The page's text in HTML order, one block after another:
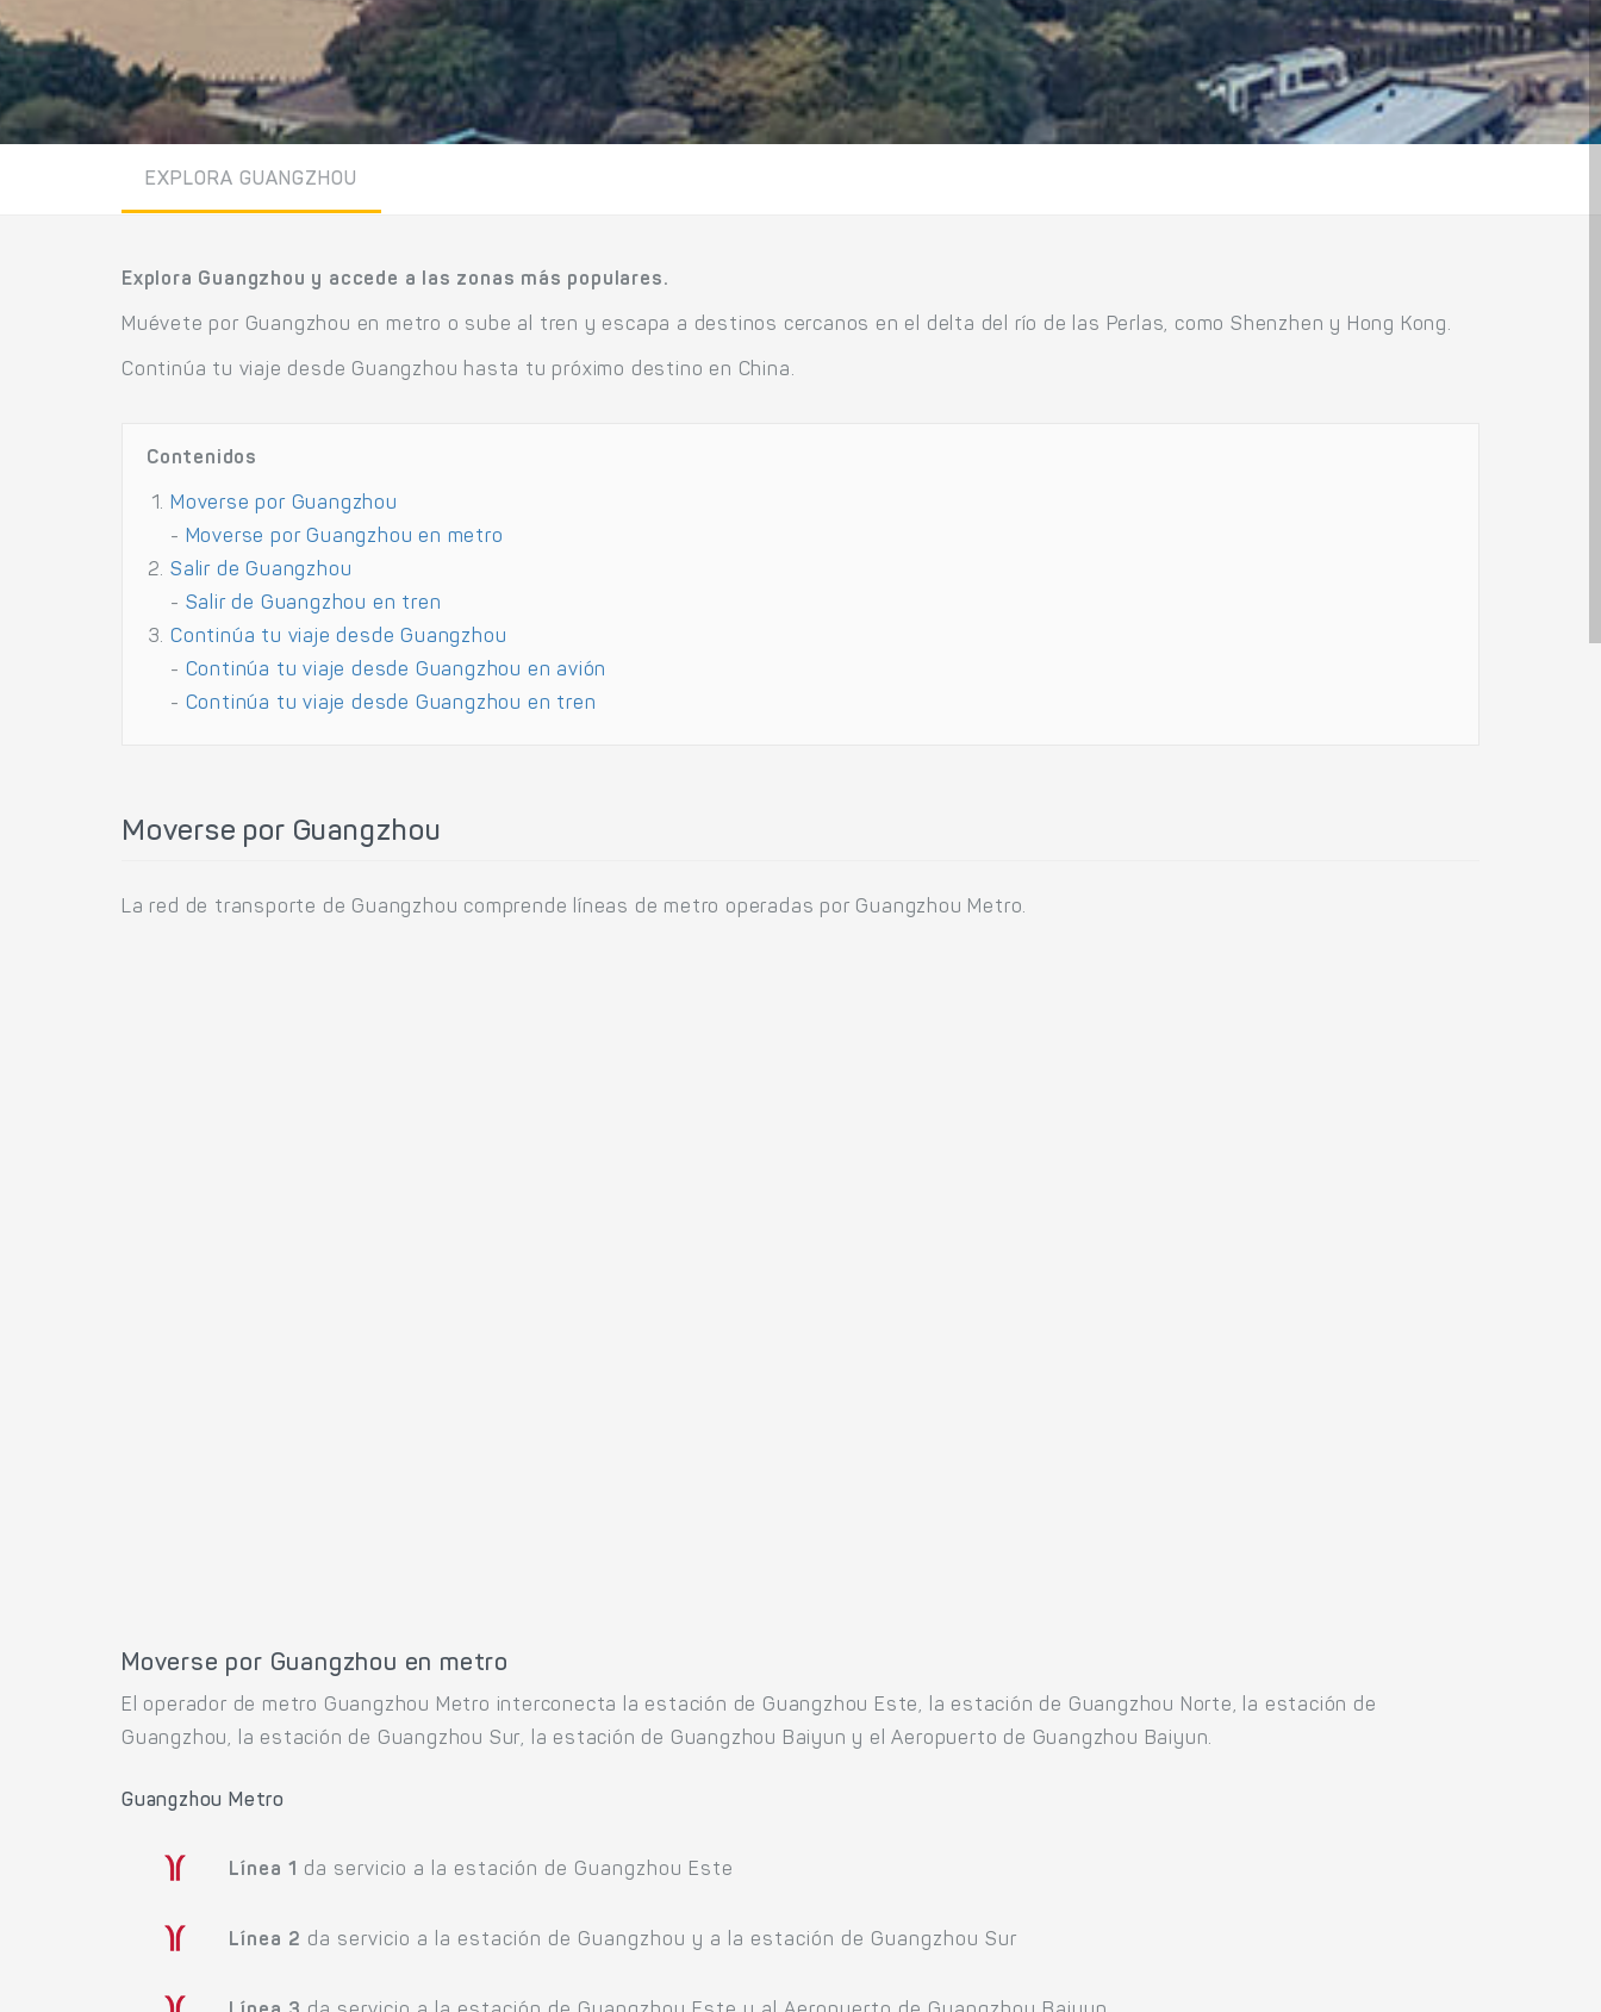
EXPLORA GUANGZHOU
Explora Guangzhou y accede a las zonas más populares.
Muévete por Guangzhou en metro o sube al tren y escapa a destinos cercanos en el delta del río de las Perlas, como Shenzhen y Hong Kong.
Continúa tu viaje desde Guangzhou hasta tu próximo destino en China.
Contenidos
Moverse por Guangzhou
- Moverse por Guangzhou en metro
Salir de Guangzhou
- Salir de Guangzhou en tren
Continúa tu viaje desde Guangzhou
- Continúa tu viaje desde Guangzhou en avión
- Continúa tu viaje desde Guangzhou en tren
Moverse por Guangzhou
La red de transporte de Guangzhou comprende líneas de metro operadas por Guangzhou Metro.
Moverse por Guangzhou en metro
El operador de metro Guangzhou Metro interconecta la estación de Guangzhou Este, la estación de Guangzhou Norte, la estación de
Guangzhou, la estación de Guangzhou Sur, la estación de Guangzhou Baiyun y el Aeropuerto de Guangzhou Baiyun.
Guangzhou Metro
Línea 1 da servicio a la estación de Guangzhou Este
Línea 2 da servicio a la estación de Guangzhou y a la estación de Guangzhou Sur